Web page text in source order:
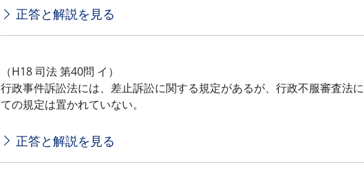
正答と解説を見る
（H18 司法 第40問 イ）
行政事件訴訟法には、差止訴訟に関する規定があるが、行政不服審査法
ての規定は置かれていない。
正答と解説を見る